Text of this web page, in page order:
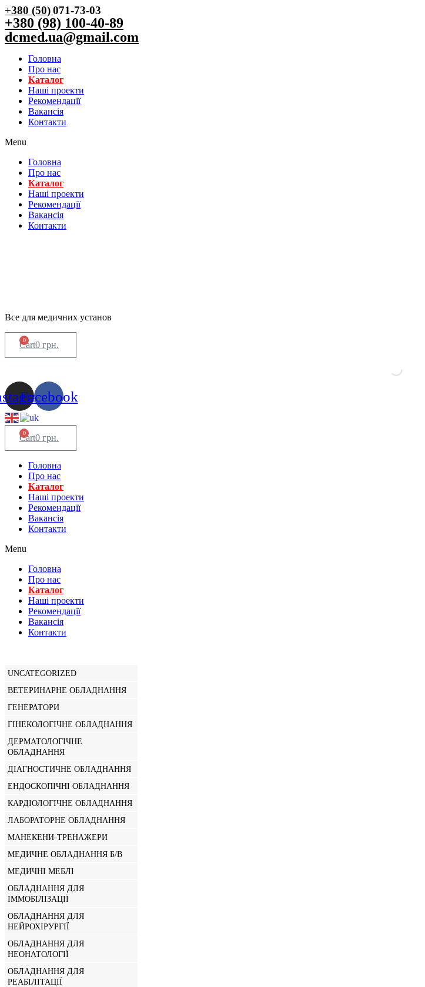
+380 (50)071-73-03
+380 (98) 100-40-89
dcmed.ua@gmail.com
Головна
Про нас
Каталог
Нашi проекти
Рекомендації
Вакансiя
Контакти
Menu
Головна
Про нас
Каталог
Нашi проекти
Рекомендації
Вакансiя
Контакти
Все для медичних установ
0 грн.
0
Cart
Facebook
0 грн.
0
Cart
Головна
Про нас
Каталог
Нашi проекти
Рекомендації
Вакансiя
Контакти
Menu
Головна
Про нас
Каталог
Нашi проекти
Рекомендації
Вакансiя
Контакти
UNCATEGORIZED
ВЕТЕРИНАРНЕ ОБЛАДНАННЯ
ГЕНЕРАТОРИ
ГІНЕКОЛОГІЧНЕ ОБЛАДНАННЯ
ДЕРМАТОЛОГІЧНЕ
ОБЛАДНАННЯ
ДІАГНОСТИЧНЕ ОБЛАДНАННЯ
ЕНДОСКОПІЧНІ ОБЛАДНАННЯ
КАРДІОЛОГІЧНЕ ОБЛАДНАННЯ
ЛАБОРАТОРНЕ ОБЛАДНАННЯ
МАНЕКЕНИ-ТРЕНАЖЕРИ
МЕДИЧНЕ ОБЛАДНАННЯ Б/В
МЕДИЧНІ МЕБЛІ
ОБЛАДНАННЯ ДЛЯ
ІММОБІЛІЗАЦІЇ
ОБЛАДНАННЯ ДЛЯ
НЕЙРОХІРУРГІЇ
ОБЛАДНАННЯ ДЛЯ
НЕОНАТОЛОГІЇ
ОБЛАДНАННЯ ДЛЯ
РЕАБІЛІТАЦІЇ